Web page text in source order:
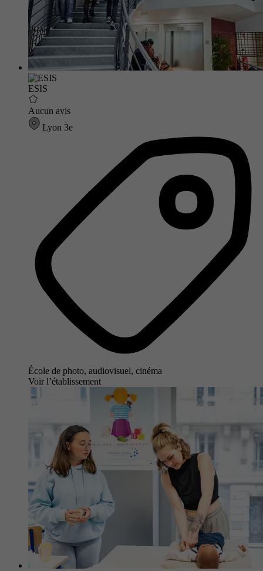
ESIS
Aucun avis
Lyon 3e
École de photo, audiovisuel, cinéma
Voir l’établissement